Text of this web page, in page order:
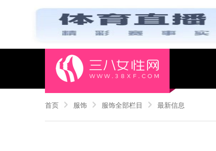
首页 服饰 服饰全部栏目 最新信息